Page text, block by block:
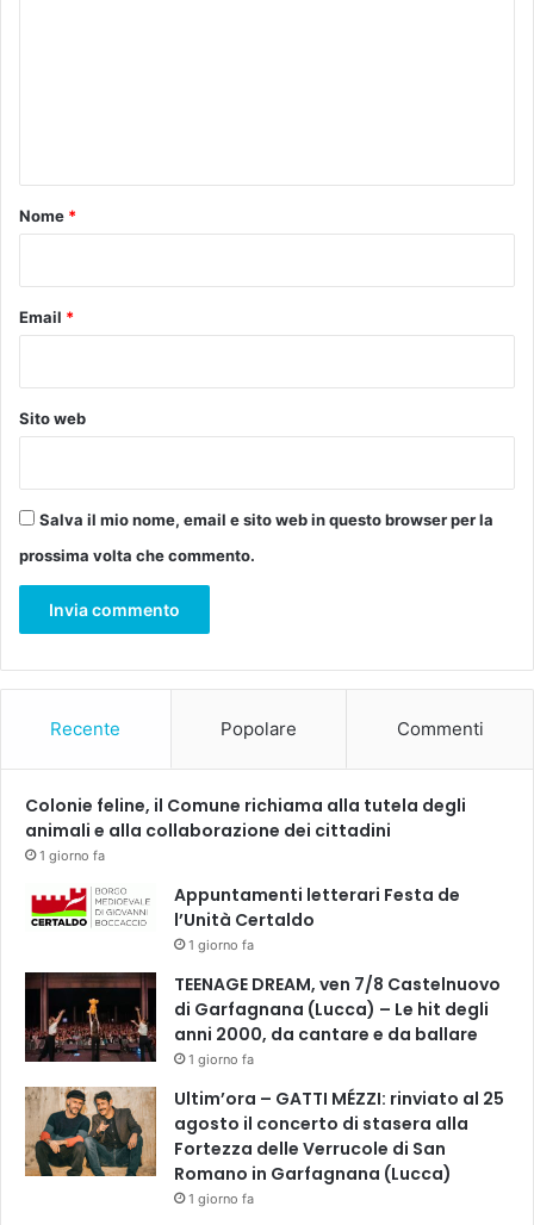
o
Nome *
Email *
Sito web
Salva il mio nome, email e sito web in questo browser per la
prossima volta che commento.
Recente Popolare Commenti
Colonie feline, il Comune richiama alla tutela degli
animali e alla collaborazione dei cittadini
1 giorno fa
Appuntamenti letterari Festa de
l’Unità Certaldo
1 giorno fa
TEENAGE DREAM, ven 7/8 Castelnuovo
di Garfagnana (Lucca) – Le hit degli
anni 2000, da cantare e da ballare
1 giorno fa
Ultim’ora – GATTI MÉZZI: rinviato al 25
agosto il concerto di stasera alla
Fortezza delle Verrucole di San
Romano in Garfagnana (Lucca)
1 giorno fa